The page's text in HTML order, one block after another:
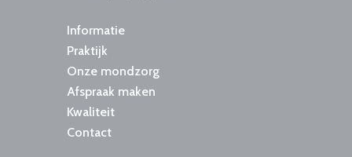
Informatie
Praktijk
Onze mondzorg
Afspraak maken
Kwaliteit
Contact